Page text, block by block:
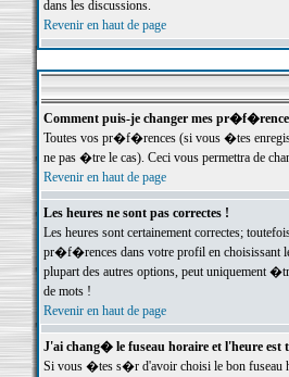
dans les discussions.
Revenir en haut de page
Comment puis-je changer mes
Toutes vos pr�f�rences (si vous �tes
ne pas �tre le cas). Ceci vous permettra de
Revenir en haut de page
Les heures ne sont pas correctes !
Les heures sont certainement correctes;
pr�f�rences dans votre profil en choisissant
plupart des autres options, peut uniquement
de mots !
Revenir en haut de page
J'ai chang� le fuseau horaire et l'heure est
Si vous �tes s�r d'avoir choisi le bon